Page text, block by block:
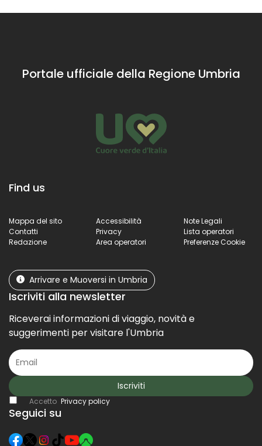
Portale ufficiale della Regione Umbria
Find us
Mappa del sito Accessibilità
Note Legali
Contatti
Privacy
Lista operatori
Redazione
Area operatori Preferenze Cookie
Arrivare e Muoversi in Umbria
Iscriviti alla newsletter
Riceverai informazioni di viaggio, novità e
suggerimenti per visitare l'Umbria
Iscriviti
Accetto Privacy policy
Seguici su